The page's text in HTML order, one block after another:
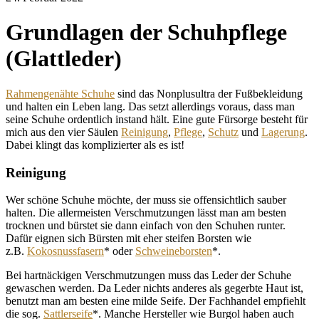
Grundlagen der Schuhpflege
(Glattleder)
Rahmengenähte Schuhe sind das Nonplusultra der Fußbekleidung
und halten ein Leben lang. Das setzt allerdings voraus, dass man
seine Schuhe ordentlich instand hält. Eine gute Fürsorge besteht für
mich aus den vier Säulen Reinigung, Pflege, Schutz und Lagerung.
Dabei klingt das komplizierter als es ist!
Reinigung
Wer schöne Schuhe möchte, der muss sie offensichtlich sauber
halten. Die allermeisten Verschmutzungen lässt man am besten
trocknen und bürstet sie dann einfach von den Schuhen runter.
Dafür eignen sich Bürsten mit eher steifen Borsten wie
z.B. Kokosnussfasern* oder Schweineborsten*.
Bei hartnäckigen Verschmutzungen muss das Leder der Schuhe
gewaschen werden. Da Leder nichts anderes als gegerbte Haut ist,
benutzt man am besten eine milde Seife. Der Fachhandel empfiehlt
die sog. Sattlerseife*. Manche Hersteller wie Burgol haben auch